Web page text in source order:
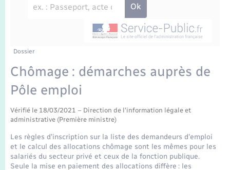
Etat-civil - Papiers - Citoyenneté
Parrainage civil
Recensement
Concessions funéraires
Nouvel habitant
Numérique
Organisation d’événement
Transports scolaires
Travaux - Autorisation d’occupation de l’espace
Plan interactif
La Communauté de communes
Dossier
Chômage : démarches auprès de
Pôle emploi
Vérifié le 18/03/2021 – Direction de l'information légale et
administrative (Première ministre)
Les règles d'inscription sur la liste des demandeurs d'emploi
et le calcul des allocations chômage sont les mêmes pour les
salariés du secteur privé et ceux de la fonction publique.
Seule la mise en paiement des allocations diffère : les